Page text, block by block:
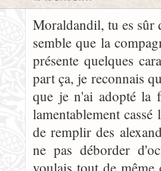
Moraldandil, tu es sûr
semble que la
présente quelques
part ça, je reconnais
que je n'ai adopté la
lamentablement
de remplir des
ne pas déborder
voulais tout de même